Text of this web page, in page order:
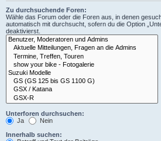
Zu durchsuchende Foren:
Wähle das Forum oder die Foren aus, in denen
automatisch mit durchsucht, sofern du die Option
deaktivierst.
Unterforen durchsuchen:
Ja
Nein
Innerhalb suchen: